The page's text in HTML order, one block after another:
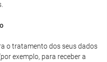
o tratamento dos seus dados
exemplo, para receber a